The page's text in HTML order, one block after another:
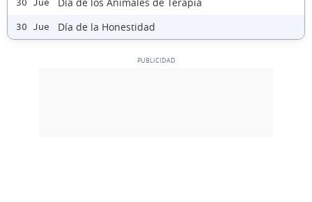
30 Jue
30 Jue Día de la Honestidad